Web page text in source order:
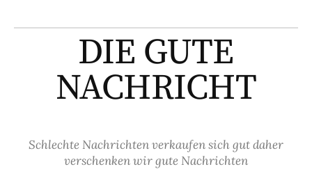
zum
DIE GUTE
NACHRICHT
Schlechte Nachrichten verkaufen sich gut daher
verschenken wir gute Nachrichten